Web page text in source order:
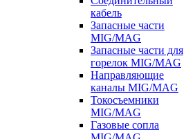
кабель
Запасные части
MIG/MAG
Запасные части для
горелок MIG/MAG
Направляющие
каналы MIG/MAG
Токосъемники
MIG/MAG
Газовые сопла